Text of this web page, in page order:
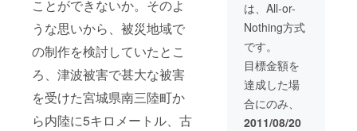
ことができないか。そのよ
うな思いから、被災地域で
の制作を検討していたとこ
ろ、津波被害で甚大な被害
を受けた宮城県南三陸町か
ら内陸に5キロメートル、古
は、All-or-
Nothing方式
です。
目標金額を
達成した場
合にのみ、
2011/08/20